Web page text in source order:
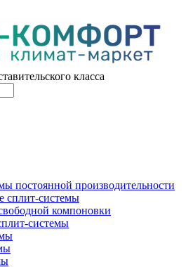
класса
постоянной производительности
сплит-системы
компоновки
системы